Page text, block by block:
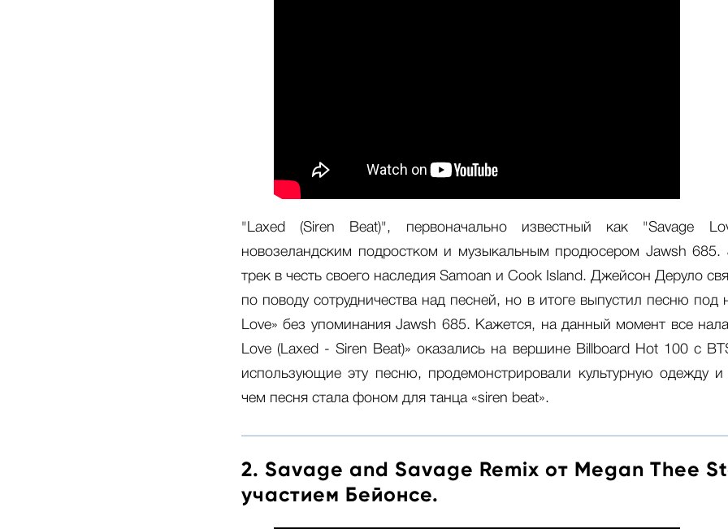
"Laxed (Siren Beat)", первоначально известный как "Savage
новозеландским подростком и музыкальным продюсером Jawsh 685.
трек в честь своего наследия Samoan и Cook Island. Джейсон Деруло
по поводу сотрудничества над песней, но в итоге выпустил песню под
Love» без упоминания Jawsh 685. Кажется, на данный момент все
Love (Laxed - Siren Beat)» оказались на вершине Billboard Hot 100 с
использующие эту песню, продемонстрировали культурную одежду
чем песня стала фоном для танца «siren beat».
2. Savage and Savage Remix от Megan Thee
участием Бейонсе.